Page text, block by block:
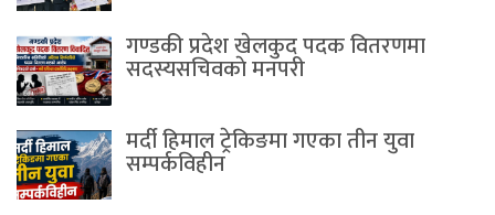
गण्डकी प्रदेश खेलकुद पदक वितरणमा
सदस्यसचिवकाे मनपरी
मर्दी हिमाल ट्रेकिङमा गएका तीन युवा
सम्पर्कविहीन